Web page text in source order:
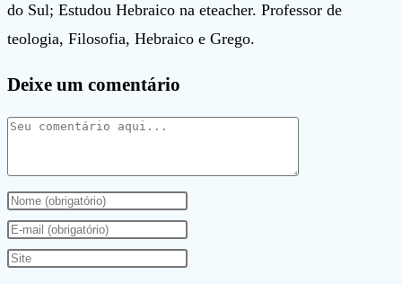
do Sul; Estudou Hebraico na eteacher. Professor de
teologia, Filosofia, Hebraico e Grego.
Deixe um comentário
Comentário
Digite
seu
nome
Digite
seu
Digite